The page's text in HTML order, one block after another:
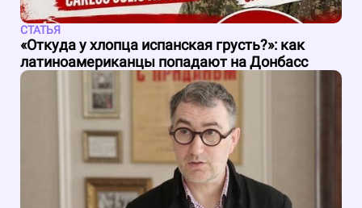
СТАТЬЯ
«Откуда у хлопца испанская грусть?»: как
латиноамериканцы попадают на Донбасс